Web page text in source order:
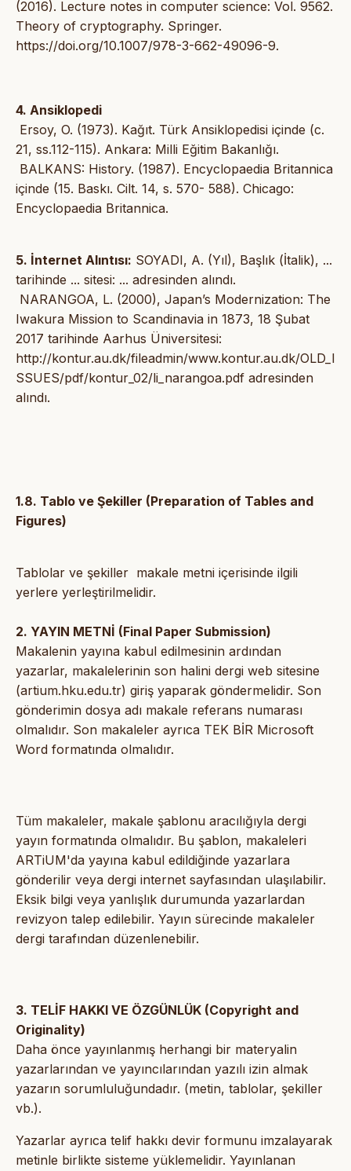
(2016). Lecture notes in computer science: Vol. 9562.
Theory of cryptography. Springer.
https://doi.org/10.1007/978-3-662-49096-9.
4. Ansiklopedi
Ersoy, O. (1973). Kağıt. Türk Ansiklopedisi içinde (c.
21, ss.112-115). Ankara: Milli Eğitim Bakanlığı.
BALKANS: History. (1987). Encyclopaedia Britannica
içinde (15. Baskı. Cilt. 14, s. 570- 588). Chicago:
Encyclopaedia Britannica.
5. İnternet Alıntısı: SOYADI, A. (Yıl), Başlık (İtalik), ...
tarihinde ... sitesi: ... adresinden alındı.
NARANGOA, L. (2000), Japan’s Modernization: The
Iwakura Mission to Scandinavia in 1873, 18 Şubat
2017 tarihinde Aarhus Üniversitesi:
http://kontur.au.dk/fileadmin/www.kontur.au.dk/OLD_I
SSUES/pdf/kontur_02/li_narangoa.pdf adresinden
alındı.
1.8. Tablo ve Şekiller (Preparation of Tables and
Figures)
Tablolar ve şekiller makale metni içerisinde ilgili
yerlere yerleştirilmelidir.
2. YAYIN METNİ (Final Paper Submission)
Makalenin yayına kabul edilmesinin ardından
yazarlar, makalelerinin son halini dergi web sitesine
(artium.hku.edu.tr) giriş yaparak göndermelidir. Son
gönderimin dosya adı makale referans numarası
olmalıdır. Son makaleler ayrıca TEK BİR Microsoft
Word formatında olmalıdır.
Tüm makaleler, makale şablonu aracılığıyla dergi
yayın formatında olmalıdır. Bu şablon, makaleleri
ARTiUM'da yayına kabul edildiğinde yazarlara
gönderilir veya dergi internet sayfasından ulaşılabilir.
Eksik bilgi veya yanlışlık durumunda yazarlardan
revizyon talep edilebilir. Yayın sürecinde makaleler
dergi tarafından düzenlenebilir.
3. TELİF HAKKI VE ÖZGÜNLÜK (Copyright and
Originality)
Daha önce yayınlanmış herhangi bir materyalin
yazarlarından ve yayıncılarından yazılı izin almak
yazarın sorumluluğundadır. (metin, tablolar, şekiller
vb.).
Yazarlar ayrıca telif hakkı devir formunu imzalayarak
metinle birlikte sisteme yüklemelidir. Yayınlanan